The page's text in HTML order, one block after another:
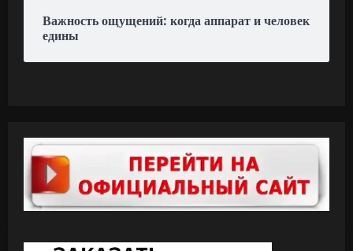
Важность ощущений: когда аппарат и человек
едины